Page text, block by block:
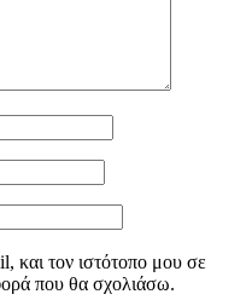
και τον ιστότοπο μου σε
που θα σχολιάσω.